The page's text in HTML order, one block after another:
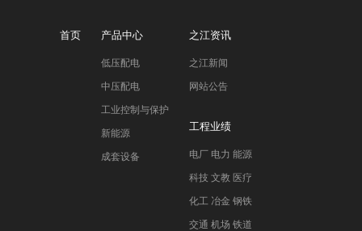
首页 产品中心
低压配电
中压配电
工业控制与保护
新能源
成套设备
之江资讯
之江新闻
网站公告
工程业绩
电厂 电力 能源
科技 文教 医疗
化工 冶金 钢铁
交通 机场 铁道